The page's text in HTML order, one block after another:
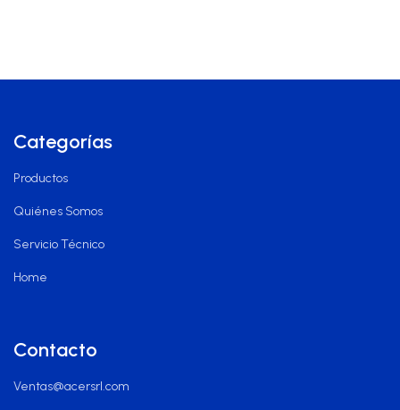
Categorías
Productos
Quiénes Somos
Servicio Técnico
Home
Contacto
Ventas@acersrl.com